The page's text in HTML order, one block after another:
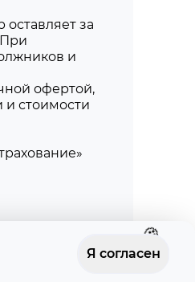
Я согласен
за
и
офертой,
стоимости